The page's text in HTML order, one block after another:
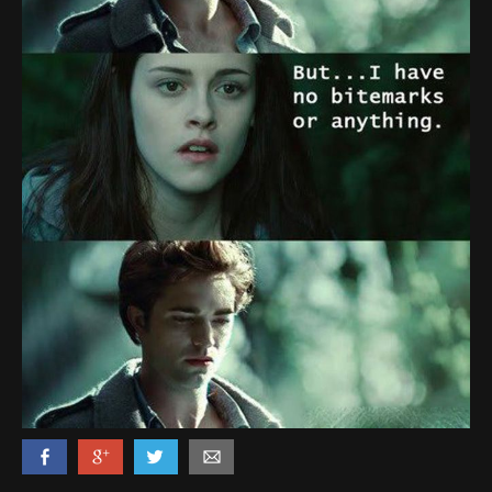
Reklamer
Rusland
Sketches & Stand-Up
Skjult Kamera & Pranks
Syge Skills
TV & Film
Bedst bedømte
Flest visninger
Mest delte
Mest omtalte
Billeder
Nyeste billeder
Biler & Motor